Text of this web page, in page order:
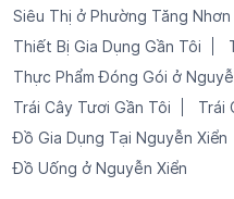
Siêu Thị ở Phường Tăng Nhơn
Thiết Bị Gia Dụng Gần Tôi
Thực Phẩm Đóng Gói ở
Trái Cây Tươi Gần Tôi
Trái
Đồ Gia Dụng Tại Nguyễn Xiển
Đồ Uống ở Nguyễn Xiển